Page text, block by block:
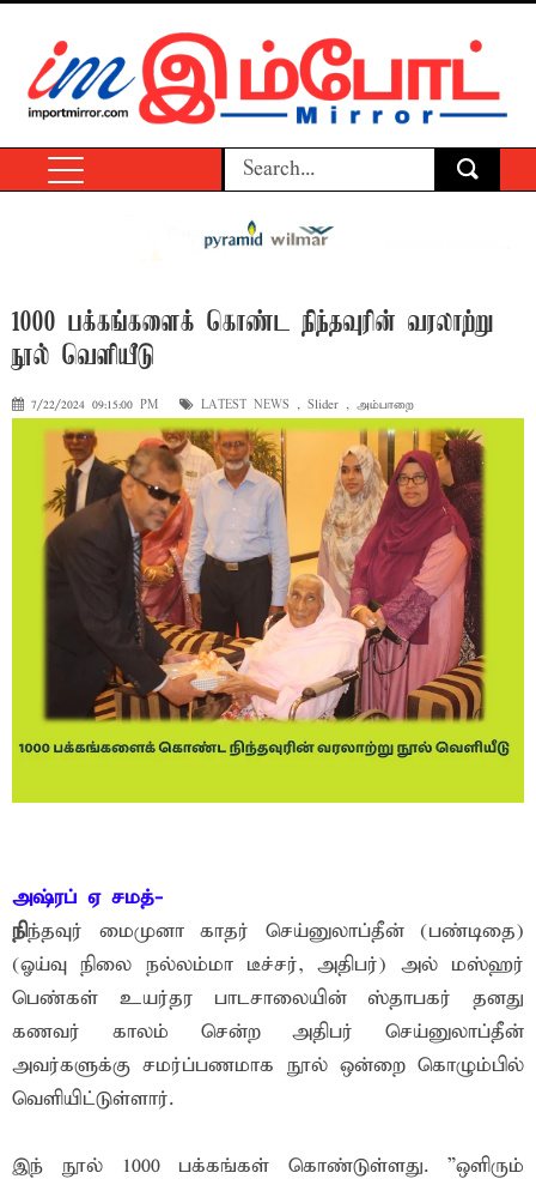
1000 பக்கங்களைக் கொண்ட நிந்தவுரின் வரலாற்று
நூல் வெளியீடு
7/22/2024 09:15:00 PM LATEST NEWS , Slider , அம்பாறை
அஷ்ரப் ஏ சமத்-
நிந்தவுர் மைமுனா காதர் செய்னுலாப்தீன் (பண்டிதை)
(ஓய்வு நிலை நல்லம்மா டீச்சர், அதிபர்) அல் மஸ்ஹர்
பெண்கள் உயர்தர பாடசாலையின் ஸ்தாபகர் தனது
கணவர் காலம் சென்ற அதிபர் செய்னுலாப்தீன்
அவர்களுக்கு சமர்ப்பணமாக நூல் ஒன்றை கொழும்பில்
வெளியிட்டுள்ளார்.
இந் நூல் 1000 பக்கங்கள் கொண்டுள்ளது. ”ஒளிரும்